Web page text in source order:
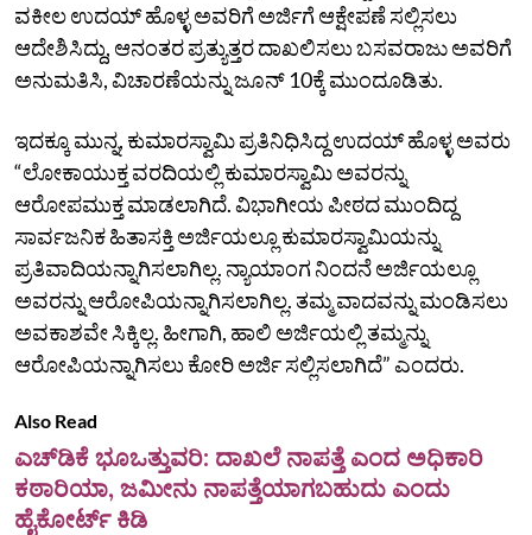
ವಕೀಲ ಉದಯ್‌ ಹೊಳ್ಳ ಅವರಿಗೆ ಅರ್ಜಿಗೆ ಆಕ್ಷೇಪಣೆ ಸಲ್ಲಿಸಲು
ಆದೇಶಿಸಿದ್ದು, ಆನಂತರ ಪ್ರತ್ಯುತ್ತರ ದಾಖಲಿಸಲು ಬಸವರಾಜು ಅವರಿಗೆ
ಅನುಮತಿಸಿ, ವಿಚಾರಣೆಯನ್ನು ಜೂನ್‌ 10ಕ್ಕೆ ಮುಂದೂಡಿತು.
ಇದಕ್ಕೂ ಮುನ್ನ, ಕುಮಾರಸ್ವಾಮಿ ಪ್ರತಿನಿಧಿಸಿದ್ದ ಉದಯ್‌ ಹೊಳ್ಳ ಅವರು
“ಲೋಕಾಯುಕ್ತ ವರದಿಯಲ್ಲಿ ಕುಮಾರಸ್ವಾಮಿ ಅವರನ್ನು
ಆರೋಪಮುಕ್ತ ಮಾಡಲಾಗಿದೆ. ವಿಭಾಗೀಯ ಪೀಠದ ಮುಂದಿದ್ದ
ಸಾರ್ವಜನಿಕ ಹಿತಾಸಕ್ತಿ ಅರ್ಜಿಯಲ್ಲೂ ಕುಮಾರಸ್ವಾಮಿಯನ್ನು
ಪ್ರತಿವಾದಿಯನ್ನಾಗಿಸಲಾಗಿಲ್ಲ. ನ್ಯಾಯಾಂಗ ನಿಂದನೆ ಅರ್ಜಿಯಲ್ಲೂ
ಅವರನ್ನು ಆರೋಪಿಯನ್ನಾಗಿಸಲಾಗಿಲ್ಲ. ತಮ್ಮ ವಾದವನ್ನು ಮಂಡಿಸಲು
ಅವಕಾಶವೇ ಸಿಕ್ಕಿಲ್ಲ. ಹೀಗಾಗಿ, ಹಾಲಿ ಅರ್ಜಿಯಲ್ಲಿ ತಮ್ಮನ್ನು
ಆರೋಪಿಯನ್ನಾಗಿಸಲು ಕೋರಿ ಅರ್ಜಿ ಸಲ್ಲಿಸಲಾಗಿದೆ” ಎಂದರು.
Also Read
ಎಚ್‌ಡಿಕೆ ಭೂಒತ್ತುವರಿ: ದಾಖಲೆ ನಾಪತ್ತೆ ಎಂದ ಅಧಿಕಾರಿ
ಕಠಾರಿಯಾ, ಜಮೀನು ನಾಪತ್ತೆಯಾಗಬಹುದು ಎಂದು
ಹೈಕೋರ್ಟ್‌ ಕಿಡಿ